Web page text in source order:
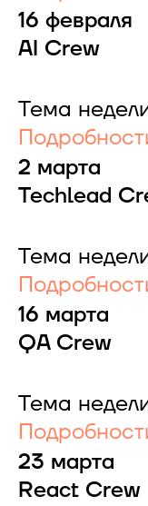
16 февраля
AI Crew
Тема
2 марта
Techlead
Тема
16 марта
QA Crew
Тема
23 марта
React Crew